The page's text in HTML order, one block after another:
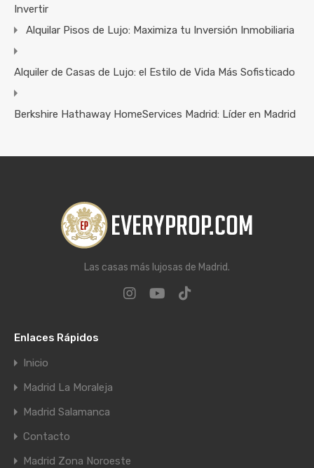
Invertir
Alquilar Pisos de Lujo: Maximiza tu Inversión Inmobiliaria
Alquiler de Casas de Lujo: el Estilo de Vida Más Sofisticado
Berkshire Hathaway HomeServices Madrid: Líder en Madrid
Las casas más lujosas de Madrid.
Enlaces Rápidos
Inicio
Madrid La Moraleja
Madrid Salamanca
Contacto
Madrid Zona Noroeste